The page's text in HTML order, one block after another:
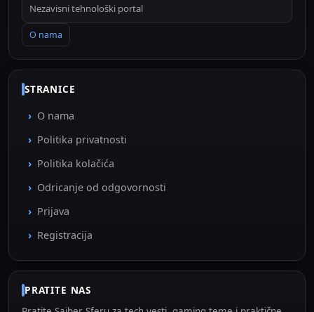
Nezavisni tehnološki portal
O nama
STRANICE
O nama
Politika privatnosti
Politika kolačića
Odricanje od odgovornosti
Prijava
Registracija
PRATITE NAS